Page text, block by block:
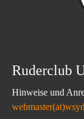
Ruderclub
Hinweise und